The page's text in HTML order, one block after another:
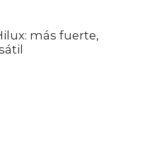
más fuerte,